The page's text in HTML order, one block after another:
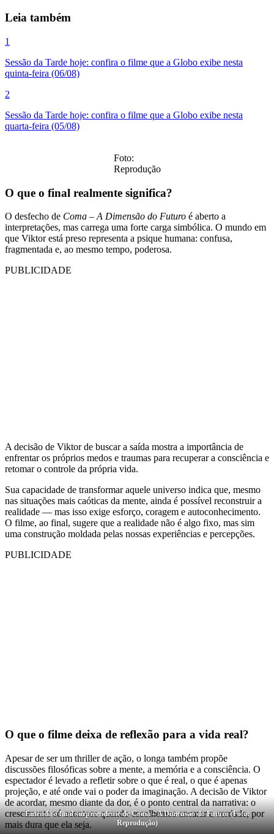
Entenda o final surpreendente de Coma – A Dimensão do Futuro (Foto:
Reprodução)
Leia também
1
Sessão da Tarde hoje: confira o filme que a Globo exibe nesta
quinta-feira (06/08)
2
Sessão da Tarde hoje: confira o filme que a Globo exibe nesta
quarta-feira (05/08)
Foto:
Reprodução
O que o final realmente significa?
O desfecho de Coma – A Dimensão do Futuro é aberto a
interpretações, mas carrega uma forte carga simbólica. O mundo em
que Viktor está preso representa a psique humana: confusa,
fragmentada e, ao mesmo tempo, poderosa.
PUBLICIDADE
A decisão de Viktor de buscar a saída mostra a importância de
enfrentar os próprios medos e traumas para recuperar a consciência e
retomar o controle da própria vida.
Sua capacidade de transformar aquele universo indica que, mesmo
nas situações mais caóticas da mente, ainda é possível reconstruir a
realidade — mas isso exige esforço, coragem e autoconhecimento.
O filme, ao final, sugere que a realidade não é algo fixo, mas sim
uma construção moldada pelas nossas experiências e percepções.
PUBLICIDADE
O que o filme deixa de reflexão para a vida real?
Apesar de ser um thriller de ação, o longa também propõe
discussões filosóficas sobre a mente, a memória e a consciência. O
espectador é levado a refletir sobre o que é real, o que é apenas
projeção, e até onde vai o poder da imaginação. A decisão de Viktor
de acordar, mesmo diante da dor, é o ponto central da narrativa: o
crescimento só acontece quando escolhemos encarar a verdade, por
mais dura que ela seja.